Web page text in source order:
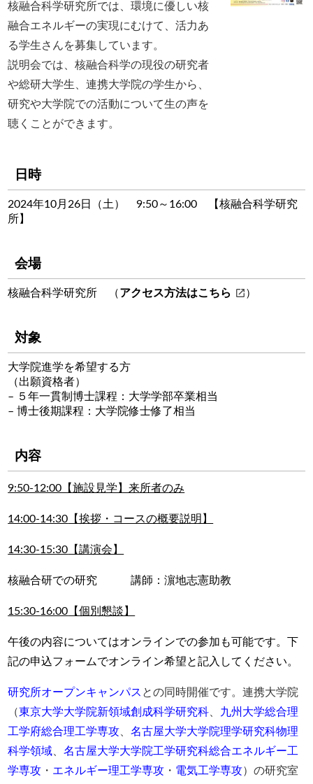
核融合科学研究所では、環境に優しい核
融合エネルギーの実現にむけて、活力あ
る学生さんを募集しています。
説明会では、核融合科学の現役の研究者
や総研大学生、連携大学院の学生から、
研究や大学院での活動について生の声を
聴くことができます。
日時
2024年10月26日（土） 9:50～16:00 【核融合科学研究
所】
会場
核融合科学研究所 （アクセス方法はこちら ）
対象
大学院進学を希望する方
（出願資格者）
– ５年一貫制博士課程：大学学部卒業相当
– 博士後期課程：大学院修士修了相当
内容
9:50-12:00【施設見学】来所者のみ
14:00-14:30 【挨拶・コースの概要説明】
14:30-15:30 【講演会】
核融合研での研究 講師：濵地志憲助教
15:30-16:00 【個別懇談】
午後の内容についてはオンラインでの参加も可能です。下
記の申込フォームでオンライン希望と記入してください。
研究所オープンキャンパス との同時開催です。連携大学院
（東京大学大学院新領域創成科学研究科
九州大学総合理
工学府総合理工学専攻 、名古屋大学大学院理学研究科物理
科学領域 、名古屋大学大学院工学研究科総合エネルギー工
学専攻 ・ エネルギー理工学専攻 ・ 電気工学専攻）の研究室